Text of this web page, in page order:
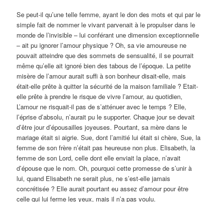
Se peut-il qu’une telle femme, ayant le don des mots et qui par le
simple fait de nommer le vivant parvenait à le propulser dans le
monde de l’invisible – lui conférant une dimension exceptionnelle
– ait pu ignorer l’amour physique ? Oh, sa vie amoureuse ne
pouvait atteindre que des sommets de sensualité, il se pourrait
même qu’elle ait ignoré bien des tabous de l’époque. La petite
misère de l’amour aurait suffi à son bonheur disait-elle, mais
était-elle prête à quitter la sécurité de la maison familiale ? Etait-
elle prête à prendre le risque de vivre l’amour, au quotidien,
L’amour ne risquait-il pas de s’atténuer avec le temps ? Elle,
l’éprise d’absolu, n’aurait pu le supporter. Chaque jour se devait
d’être jour d’épousailles joyeuses. Pourtant, sa mère dans le
mariage était si aigrie. Sue, dont l’amitié lui était si chère, Sue, la
femme de son frère n’était pas heureuse non plus. Elisabeth, la
femme de son Lord, celle dont elle enviait la place, n’avait
d’épouse que le nom. Oh, pourquoi cette promesse de s’unir à
lui, quand Elisabeth ne serait plus, ne s’est-elle jamais
concrétisée ? Elle aurait pourtant eu assez d’amour pour être
celle qui lui ferme les yeux, mais il n’a pas voulu.